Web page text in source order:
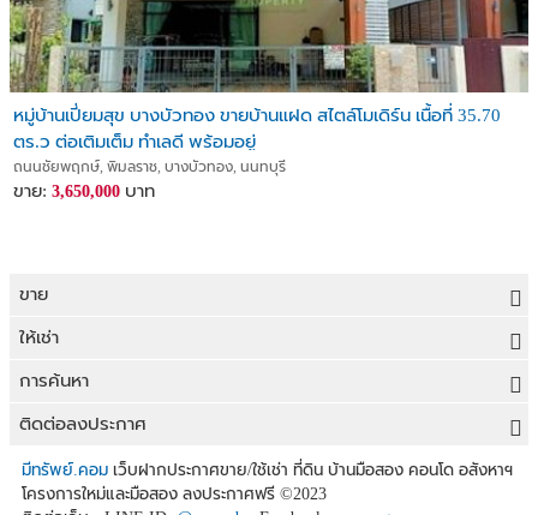
หมู่บ้านเปี่ยมสุข บางบัวทอง ขายบ้านแฝด สไตล์โมเดิร์น เนื้อที่ 35.70
ตร.ว ต่อเติมเต็ม ทำเลดี พร้อมอยู่
ถนนชัยพฤกษ์, พิมลราช, บางบัวทอง, นนทบุรี
ขาย: 3,650,000 บาท
ขาย
ขายที่ดิน
ขายบ้าน
ขายคอนโด
ขายอาคารพาณิชย์
ให้เช่า
ให้เช่าที่ดิน
ให้เช่าบ้าน
ให้เช่าคอนโด
ให้เช่าทาวน์เฮาส์
การค้นหา
ขายที่ดิน
ประกาศขายที่ดิน
ที่ดินราคาถูก
ติดต่อลงประกาศ
ลงประกาศขายฟรี
ลงประกาศให้เช่าฟรี
มีทรัพย์.คอม เว็บฝากประกาศขาย/ใช้เช่า ที่ดิน บ้านมือสอง คอนโด อสังหาฯ
โครงการใหม่และมือสอง ลงประกาศฟรี ©2023